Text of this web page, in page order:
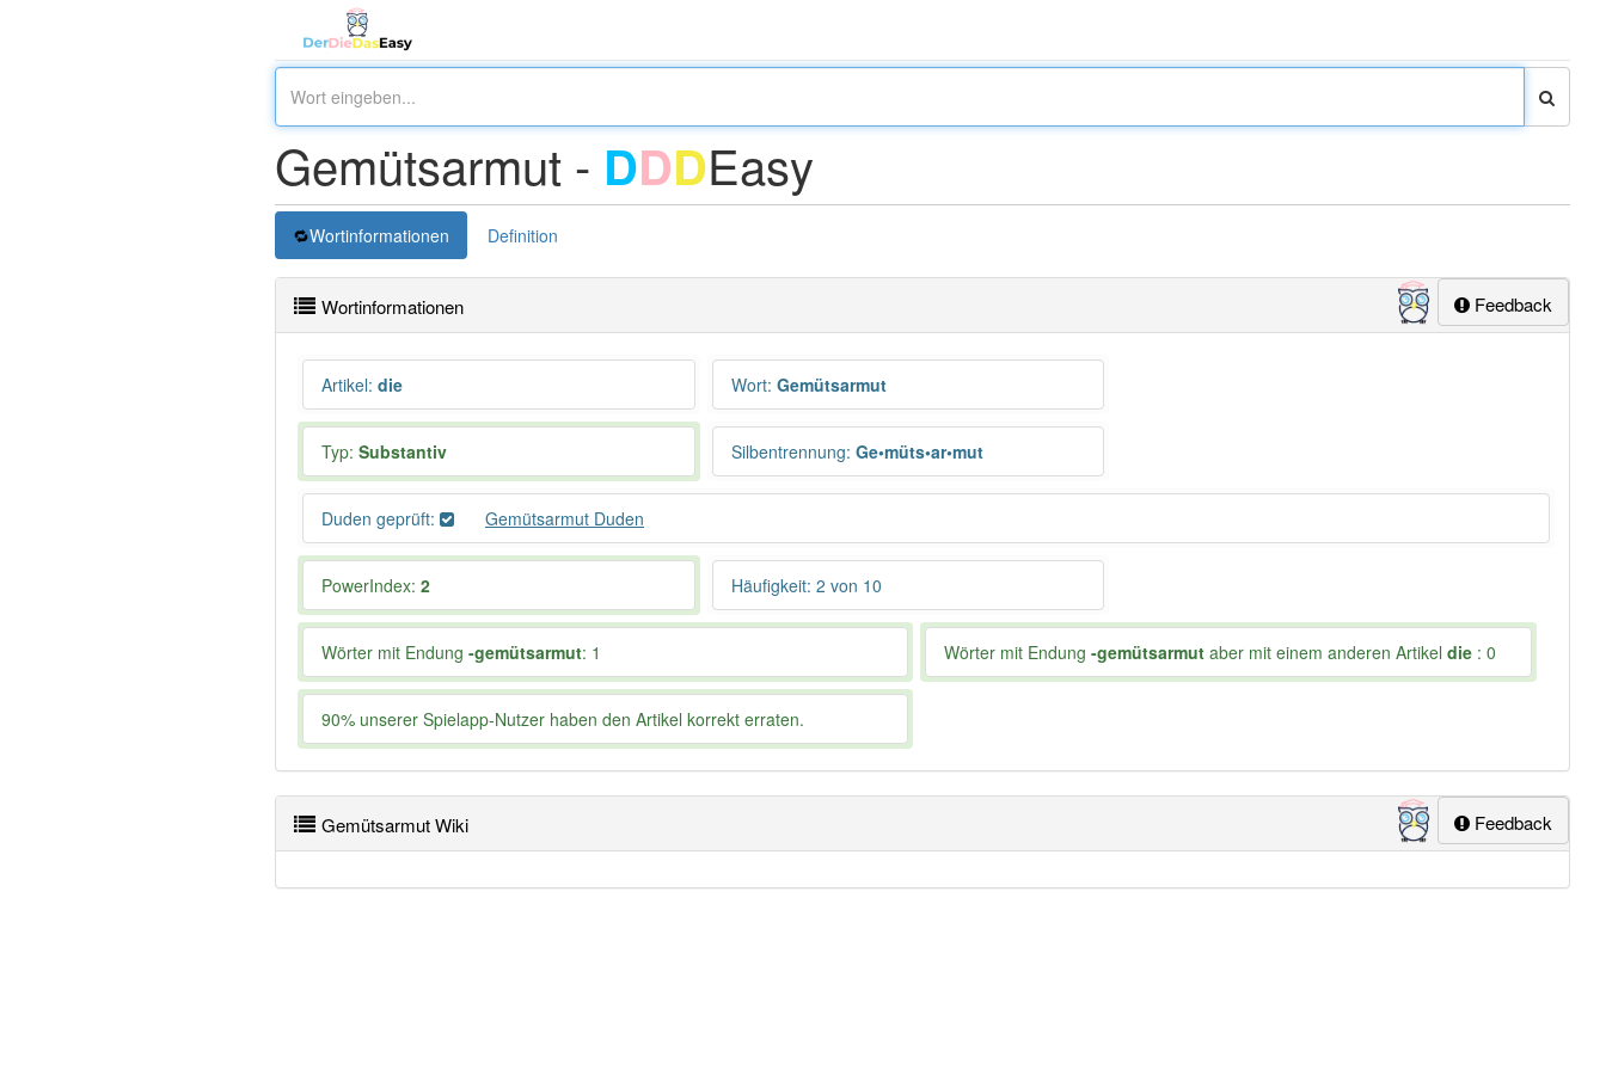
Gemütsarmut - DDDEasy
Wortinformationen Definition
Feedback
Wortinformationen
Artikel: die Wort: Gemütsarmut
Typ: Substantiv Silbentrennung: Ge•müts•ar•mut
Duden geprüft: Gemütsarmut Duden
PowerIndex: 2 Häufigkeit: 2 von 10
Wörter mit Endung -gemütsarmut: 1 Wörter mit Endung-gemütsarmut aber mit einem anderen Artikeldie : 0
90% unserer Spielapp-Nutzer haben den Artikel korrekt erraten.
Feedback
Gemütsarmut Wiki